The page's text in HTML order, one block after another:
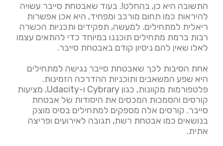
התשובה היא כן, בהחלט!. בעוד שאבטחת סייבר עשויה
להיראות כמו תחום מורכב ומפחיד, היא אכן אפשרות
ריאלית למתחילים. למעשה, תפקידים ותכניות הכשרה
רבות ברמת מתחילים תוכננו במיוחד כדי להתאים עצמו
לאלו שאין להם ניסיון קודם באבטחת סייבר.
אחת הסיבות לכך שאבטחת סייבר נגישה למתחילים
היא שפע המשאבים ותוכניות ההדרכה הזמינות.
פלטפורמות מקוונות, כגון Cybrary ו-Udacity, מציעות
קורסים והסמכות המכסים את היסודות של אבטחת
סייבר. קורסים אלה מספקים למתחילים בסיס מוצק
בנושאים כמו אבטחת רשת, תגובה לאירועים ופריצה
אתית.